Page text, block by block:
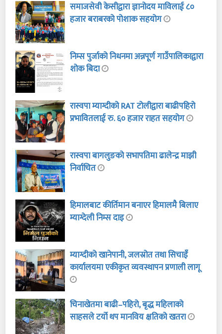
समाजसेवी केसीद्वारा ज्ञानोदय माविलाई ८०
हजार बराबरको पोशाक सहयोग
निम्स पुर्जाको निधनमा अन्नपूर्ण गाउँपालिकाद्वारा
शोक बिदा
रास्वपा म्याग्दीको RAT टोलीद्वारा बाढीपहिरो
प्रभावितलाई रु. ६० हजार राहत सहयोग
रास्वपा बागलुङको सभापतिमा ढालेन्द्र माझी
निर्वाचित
हिमालबाट कीर्तिमान बनाएर हिमालमै बिलाए
म्याग्देली निम्स दाइ
म्याग्दीको खानेपानी, जलस्रोत तथा सिचाइँ
कार्यालयमा एकीकृत व्यवस्थापन प्रणाली लागू
चिनाखेतमा बाढी–पहिरो, बृद्ध महिलाको
साहसले टर्यो थप मानविय क्षतिको खतरा